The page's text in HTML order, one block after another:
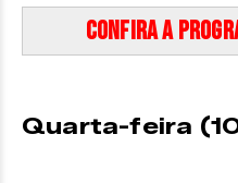
Confira a
Quarta-feira